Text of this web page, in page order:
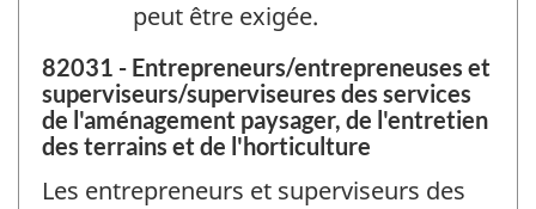
peut être exigée.
82031 - Entrepreneurs/entrepreneuses et
superviseurs/superviseures des services
de l'aménagement paysager, de l'entretien
des terrains et de l'horticulture
Les entrepreneurs et superviseurs des